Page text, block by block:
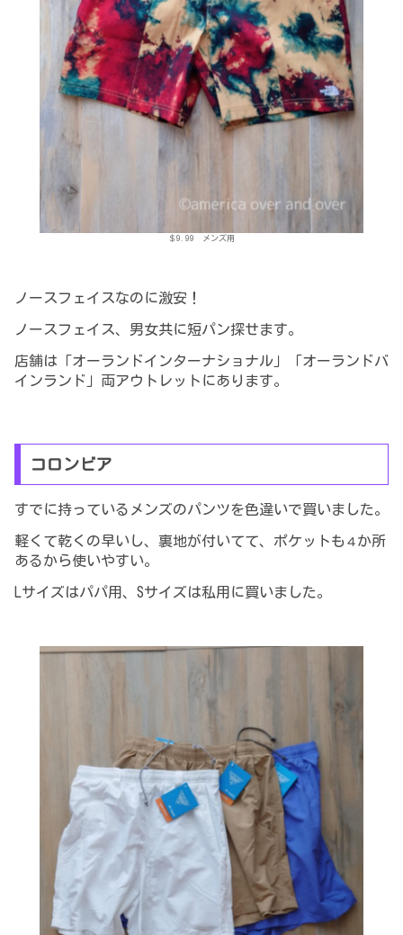
＄9.99 メンズ用
ノースフェイスなのに激安！
ノースフェイス、男女共に短パン探せます。
店舗は「オーランドインターナショナル」「オーランドバ
インランド」両アウトレットにあります。
コロンビア
すでに持っているメンズのパンツを色違いで買いました。
軽くて乾くの早いし、裏地が付いてて、ポケットも ４ か所
あるから使いやすい。
Lサイズはパパ用、Sサイズは私用に買いました。